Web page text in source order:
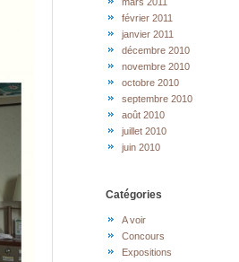
février 2011
janvier 2011
décembre 2010
novembre 2010
octobre 2010
septembre 2010
août 2010
juillet 2010
juin 2010
Catégories
A voir
Concours
Expositions